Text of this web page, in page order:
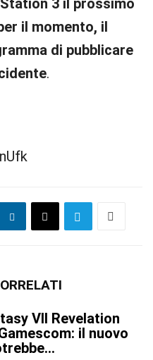
3 il prossimo
il momento, il
di pubblicare
.
VII Revelation
il nuovo